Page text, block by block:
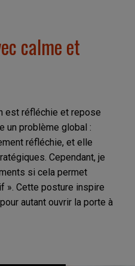
calme et
est réfléchie et repose
un problème global :
réfléchie, et elle
Cependant, je
si cela permet
». Cette posture inspire
autant ouvrir la porte à